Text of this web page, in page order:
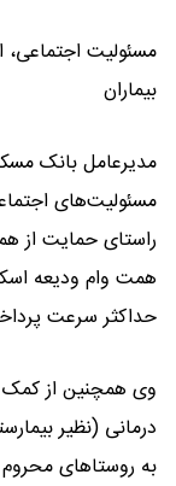
مسئولیت
بیماران
مدیرعامل بانک
مسئولیت‌های
حداکثر سرعت
درمانی (نظیر
به روستاهای